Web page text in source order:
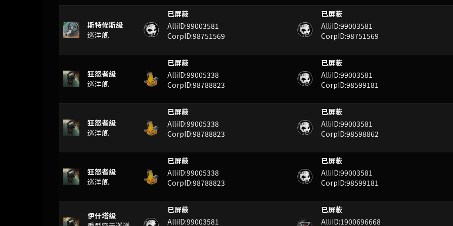
斯特修斯级
巡洋舰
已屏蔽
AlliID:99003581
CorpID:98751569
已屏蔽
AlliID:99003581
CorpID:98751569
狂怒者级
巡洋舰
已屏蔽
AlliID:99005338
CorpID:98788823
已屏蔽
AlliID:99003581
CorpID:98599181
狂怒者级
巡洋舰
已屏蔽
AlliID:99005338
CorpID:98788823
已屏蔽
AlliID:99003581
CorpID:98598862
狂怒者级
巡洋舰
已屏蔽
AlliID:99005338
CorpID:98788823
已屏蔽
AlliID:99003581
CorpID:98599181
伊什塔级
已屏蔽
AlliID:99003581
已屏蔽
AlliID:1900696668